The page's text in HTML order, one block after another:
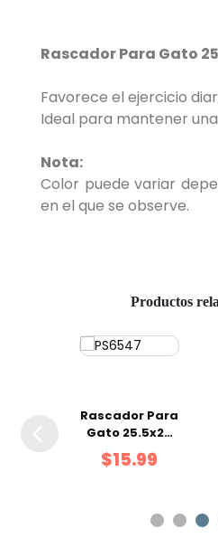
Rascador Para Gato
Favorece el ejercicio
Ideal para mantener
Nota:
Color puede variar
en el que se observe.
Productos
Rascador Para
Gato 25.5x29
cm
$15.99